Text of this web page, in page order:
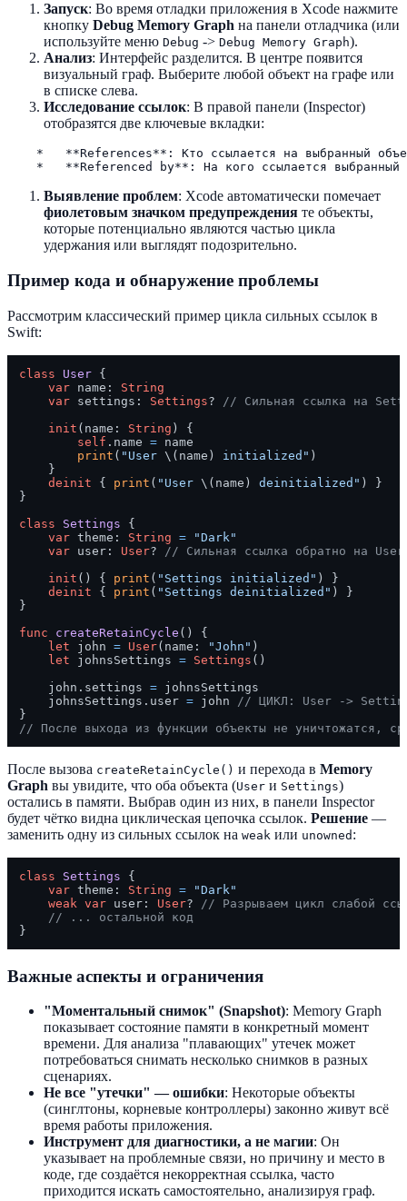
Запуск: Во время отладки приложения в Xcode нажмите
кнопку Debug Memory Graph на панели отладчика (или
используйте меню Debug -> Debug Memory Graph).
Анализ: Интерфейс разделится. В центре появится
визуальный граф. Выберите любой объект на графе или
в списке слева.
Исследование ссылок: В правой панели (Inspector)
отобразятся две ключевые вкладки:
*   **References**: Кто ссылается на выбранный
Выявление проблем: Xcode автоматически помечает
фиолетовым значком предупреждения те объекты,
которые потенциально являются частью цикла
удержания или выглядят подозрительно.
Пример кода и обнаружение проблемы
Рассмотрим классический пример цикла сильных ссылок в
Swift:
class User {
var name: String
var settings: Settings?
// Сильная ссылка на
init ( name : String ) {
self .name = name
print ( "User \(name) initialized" )
    }
deinit { print ( "User \(name) deinitialized" ) }
}
class
Settings {
var theme: String =
"Dark"
var user: User?
// Сильная ссылка обратно на User
init () { print ( "Settings initialized" ) }
deinit { print ( "Settings deinitialized" ) }
}
func
createRetainCycle () {
let john = User(name: "John" )
let johnsSettings = Settings ()
    john.settings
= johnsSettings
    johnsSettings.user
= john
// ЦИКЛ: User ->
// После выхода из функции объекты не уничтожатся,
После вызова createRetainCycle() и перехода в Memory
Graph вы увидите, что оба объекта (User и Settings)
остались в памяти. Выбрав один из них, в панели Inspector
будет чётко видна циклическая цепочка ссылок. Решение —
заменить одну из сильных ссылок на weak или unowned :
class Settings {
var theme: String =
"Dark"
weak var user: User?
// Разрываем цикл слабой
// ... остальной код
Важные аспекты и ограничения
"Моментальный снимок" (Snapshot): Memory Graph
показывает состояние памяти в конкретный момент
времени. Для анализа "плавающих" утечек может
потребоваться снимать несколько снимков в разных
сценариях.
Не все "утечки" — ошибки: Некоторые объекты
(синглтоны, корневые контроллеры) законно живут всё
время работы приложения.
Инструмент для диагностики, а не магии: Он
указывает на проблемные связи, но причину и место в
коде, где создаётся некорректная ссылка, часто
приходится искать самостоятельно, анализируя граф.